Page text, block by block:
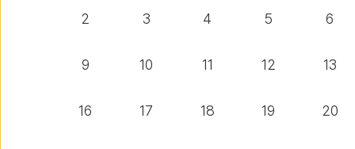
익산시의회 기간제근로자(비서,
2 3 4 5 6
9 10 11 12 13
16 17 18 19 20